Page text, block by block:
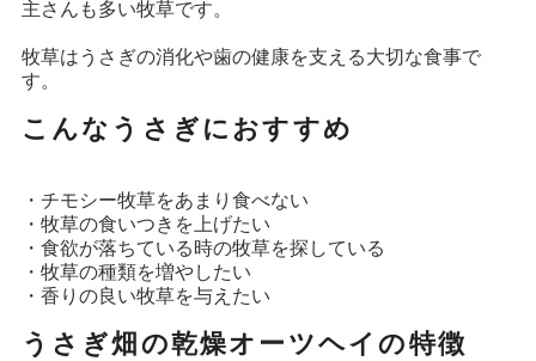
主さんも多い牧草です。
牧草はうさぎの消化や歯の健康を支える大切な食事で
す。
こんなうさぎにおすすめ
・チモシー牧草をあまり食べない
・牧草の食いつきを上げたい
・食欲が落ちている時の牧草を探している
・牧草の種類を増やしたい
・香りの良い牧草を与えたい
うさぎ畑の乾燥オーツヘイの特徴